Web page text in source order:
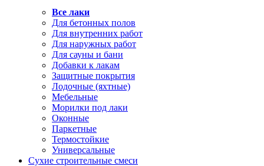
Все лаки
Для бетонных полов
Для внутренних работ
Для наружных работ
Для сауны и бани
Добавки к лакам
Защитные покрытия
Лодочные (яхтные)
Мебельные
Морилки под лаки
Оконные
Паркетные
Термостойкие
Универсальные
Сухие строительные смеси